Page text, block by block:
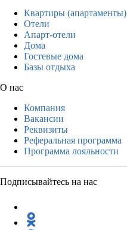
Квартиры (апартаменты)
Отели
Апарт-отели
Дома
Гостевые дома
Базы отдыха
О нас
Компания
Вакансии
Реквизиты
Реферальная программа
Программа лояльности
Подписывайтесь на нас